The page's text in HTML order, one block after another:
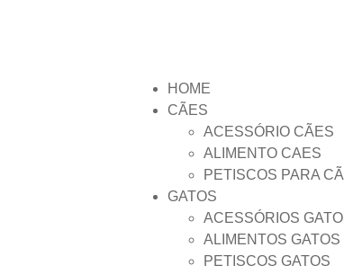
HOME
CÃES
ACESSÓRIO CÃES
ALIMENTO CAES
PETISCOS PARA
GATOS
ACESSÓRIOS
ALIMENTOS GATOS
PETISCOS GATOS